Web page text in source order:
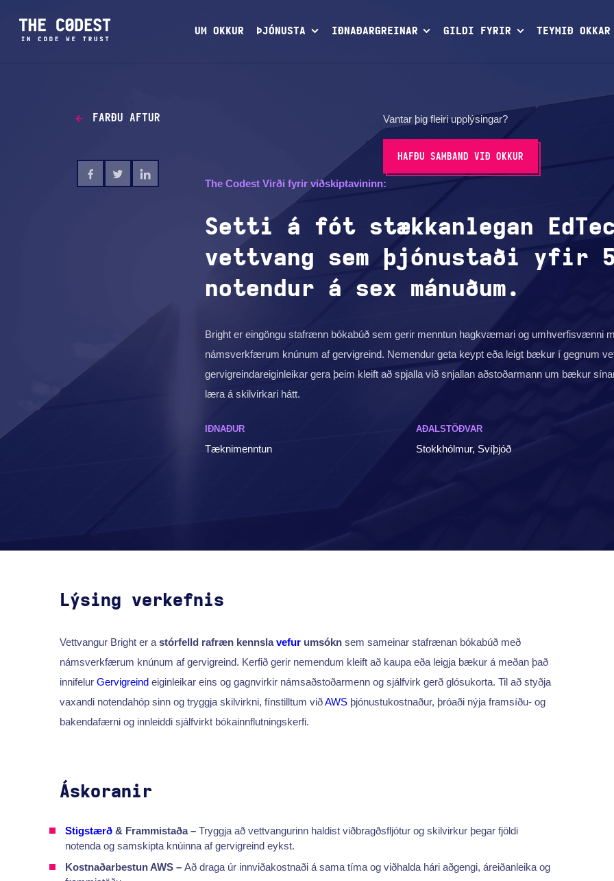
UM OKKUR ÞJÓNUSTA IÐNAÐARGREINAR GILDI FYRIR TEYMIÐ OKKAR
FARÐU AFTUR Vantar þig fleiri upplýsingar?
HAFÐU SAMBAND VIÐ OKKUR
The Codest Virði fyrir viðskiptavininn:
Setti á fót stækkanlegan
vettvang sem þjónustaði yfir
notendur á sex mánuðum.
Bright er eingöngu stafrænn bókabúð sem gerir menntun hagkvæmari og umhverfisvænni
námsverkfærum knúnum af gervigreind. Nemendur geta keypt eða leigt bækur í gegnum
gervigreindareiginleikar gera þeim kleift að spjalla við snjallan aðstoðarmann um bækur
læra á skilvirkari hátt.
IÐNAÐUR
Tæknimenntun
AÐALSTÖÐVAR
Stokkhólmur, Svíþjóð
Lýsing verkefnis
Vettvangur Bright er a stórfelld rafræn kennslavefurumsóknsem sameinar stafrænan bókabúð með
námsverkfærum knúnum af gervigreind. Kerfið gerir nemendum kleift að kaupa eða leigja bækur á meðan það
innifelur Gervigreindeiginleikar eins og gagnvirkir námsaðstoðarmenn og sjálfvirk gerð glósukorta. Til að styðja
vaxandi notendahóp sinn og tryggja skilvirkni, fínstilltum viðAWSþjónustukostnaður, þróaði nýja framsíðu- og
bakendafærni og innleiddi sjálfvirkt bókainnflutningskerfi.
Áskoranir
Stigstærð & Frammistaða – Tryggja að vettvangurinn haldist viðbragðsfljótur og skilvirkur þegar fjöldi
notenda og samskipta knúinna af gervigreind eykst.
Kostnaðarbestun AWS –Að draga úr innviðakostnaði á sama tíma og viðhalda hári aðgengi, áreiðanleika og